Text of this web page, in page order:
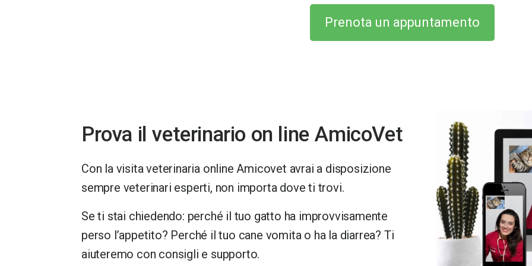
Prenota un appuntamento
Prova il veterinario on line AmicoVet
Con la visita veterinaria onlineAmicovet avrai a disposizione
sempre veterinari esperti, non importa dove ti trovi.
Se ti stai chiedendo: perché il tuo gatto ha improvvisamente
perso l’appetito? Perché il tuo cane vomita o ha la diarrea? Ti
aiuteremo con consigli e supporto.